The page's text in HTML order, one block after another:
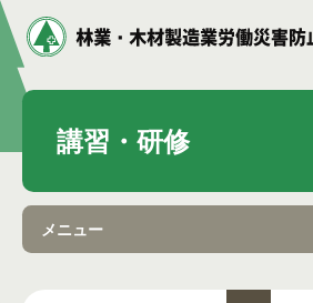
講習・研修
メニュー